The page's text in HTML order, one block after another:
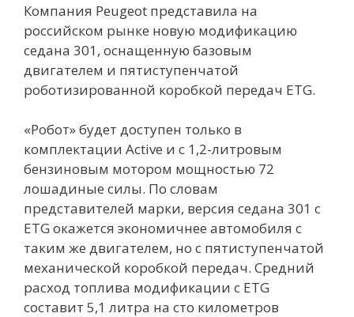
Компания Peugeot представила на
российском рынке новую модификацию
седана 301, оснащенную базовым
двигателем и пятиступенчатой
роботизированной коробкой передач ETG.
«Робот» будет доступен только в
комплектации Active и с 1,2-литровым
бензиновым мотором мощностью 72
лошадиные силы. По словам
представителей марки, версия седана 301 с
ETG окажется экономичнее автомобиля с
таким же двигателем, но с пятиступенчатой
механической коробкой передач. Средний
расход топлива модификации с ETG
составит 5,1 литра на сто километров